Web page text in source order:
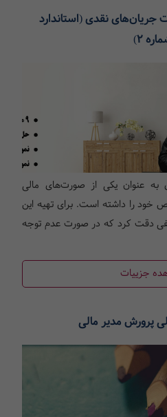
جریان‌های نقدی (استاندارد
2)
عنوان یکی از صورت‌های مالی
خود را داشته است. برای تهیه این
دقت کرد که در صورت عدم توجه
جزییات
پرورش مدیر مالی